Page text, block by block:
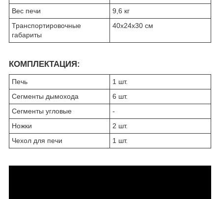
Вес печи
9,6 кг
Транспортировочные
габариты
40х24х30 см
КОМПЛЕКТАЦИЯ:
Печь
1 шт.
Сегменты дымохода
6 шт.
Сегменты угловые
-
Ножки
2 шт.
Чехол для печи
1 шт.